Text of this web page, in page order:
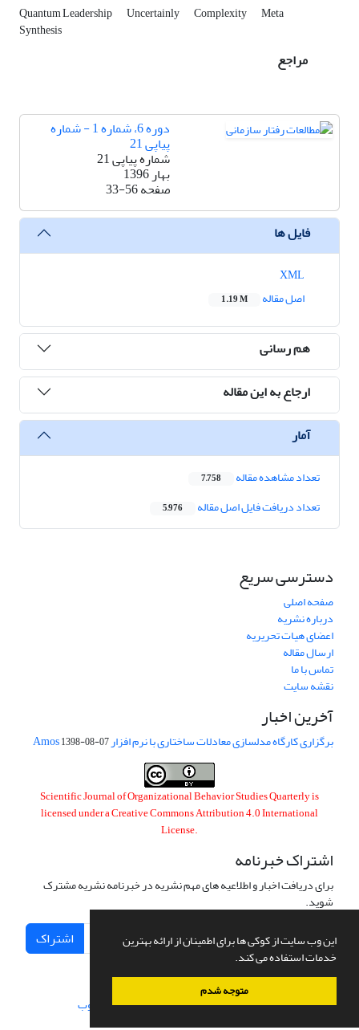
این وب سایت از کوکی ها برای اطمینان از ارائه بهترین
خدمات استفاده می کند.
متوجه شدم
Quantum Leadership Uncertainly Complexity Meta
Synthesis
مراجع
دوره 6، شماره 1 - شماره
پیاپی 21
شماره پیاپی 21
بهار 1396
صفحه33-56
فایل ها
اصل مقاله
1.19 M
هم رسانی
ارجاع به این مقاله
آمار
تعداد مشاهده مقاله 7,758
تعداد دریافت فایل اصل مقاله 5,976
دسترسی سریع
صفحه اصلی
درباره نشریه
اعضای هیات تحریریه
ارسال مقاله
تماس با ما
نقشه سایت
آخرین اخبار
برگزاری کارگاه مدلسازی معادلات ساختاری با نرم افزار Amos1398-08-07
Scientific Journal of Organizational Behavior Studies Quarterly is
licensed under aCreative Commons Attribution 4.0 International
License.
اشتراک خبرنامه
برای دریافت اخبار و اطلاعیه های مهم نشریه در خبرنامه نشریه مشترک
شوید.
اشتراک
سامانه مدیریت نشریات علمی.طراحی و پیاده سازی از سیناوب